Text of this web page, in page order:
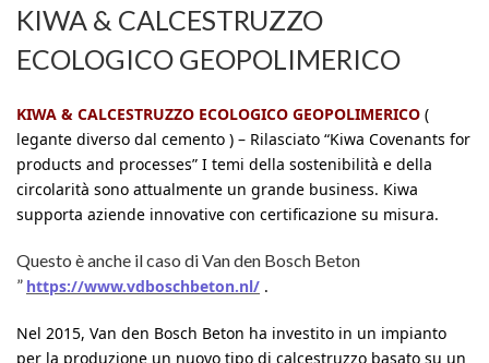
KIWA & CALCESTRUZZO
ECOLOGICO GEOPOLIMERICO
KIWA & CALCESTRUZZO ECOLOGICO GEOPOLIMERICO (
legante diverso dal cemento ) – Rilasciato “Kiwa Covenants for
products and processes” I temi della sostenibilità e della
circolarità sono attualmente un grande business. Kiwa
supporta aziende innovative con certificazione su misura.
Questo è anche il caso di Van den Bosch Beton
” https://www.vdboschbeton.nl/ .
Nel 2015, Van den Bosch Beton ha investito in un impianto
per la produzione un nuovo tipo di calcestruzzo basato su un